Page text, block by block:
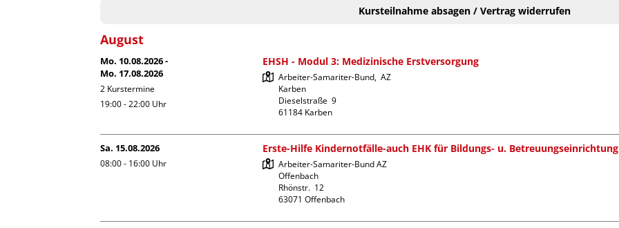
Kursteilnahme absagen / Vertrag widerrufen
August
Mo. 10.08.2026 -
Mo. 17.08.2026
2 Kurstermine
19:00 - 22:00 Uhr
EHSH - Modul 3: Medizinische Erstversorgung
Arbeiter-Samariter-Bund,  AZ
Karben
Dieselstraße  9
61184 Karben
Sa. 15.08.2026
08:00 - 16:00 Uhr
Erste-Hilfe Kindernotfälle-auch EHK für Bildungs- u. Betreuungseinrichtung
Arbeiter-Samariter-Bund AZ
Offenbach
Rhönstr.  12
63071 Offenbach